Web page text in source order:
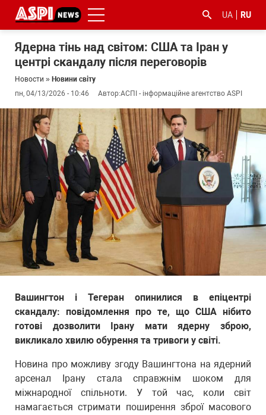
UA RU
Ядерна тінь над світом: США та Іран у
центрі скандалу після переговорів
Новости » Новини світу
пн, 04/13/2026 - 10:46
Автор:АСПІ - інформаційне агентство ASPI
Вашингтон і Тегеран опинилися в епіцентрі
скандалу: повідомлення про те, що США нібито
готові дозволити Ірану мати ядерну зброю,
викликало хвилю обурення та тривоги у світі.
Новина про можливу згоду Вашингтона на ядерний
арсенал Ірану стала справжнім шоком для
міжнародної спільноти. У той час, коли світ
намагається стримати поширення зброї масового
#ООС
#боротьба
з
корупцією
#гфс #Киев #коронавірус